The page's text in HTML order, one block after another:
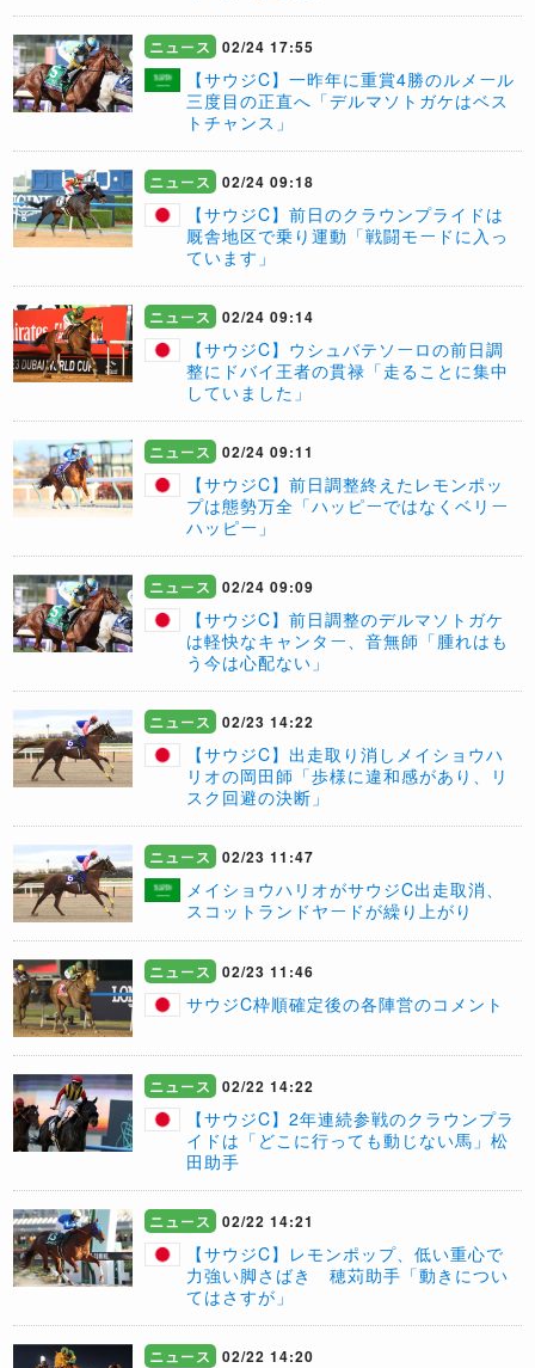
ニュース 02/24 17:55
【サウジC】一昨年に重賞4勝のルメール
三度目の正直へ「デルマソトガケはベス
トチャンス」
ニュース 02/24 09:18
【サウジC】前日のクラウンプライドは
厩舎地区で乗り運動「戦闘モードに入っ
ています」
ニュース 02/24 09:14
【サウジC】ウシュバテソーロの前日調
整にドバイ王者の貫禄「走ることに集中
していました」
ニュース 02/24 09:11
【サウジC】前日調整終えたレモンポッ
プは態勢万全「ハッピーではなくベリー
ハッピー」
ニュース 02/24 09:09
【サウジC】前日調整のデルマソトガケ
は軽快なキャンター、音無師「腫れはも
う今は心配ない」
ニュース 02/23 14:22
【サウジC】出走取り消しメイショウハ
リオの岡田師「歩様に違和感があり、リ
スク回避の決断」
ニュース 02/23 11:47
メイショウハリオがサウジC出走取消、
スコットランドヤードが繰り上がり
ニュース 02/23 11:46
サウジC枠順確定後の各陣営のコメント
ニュース 02/22 14:22
【サウジC】2年連続参戦のクラウンプラ
イドは「どこに行っても動じない馬」松
田助手
ニュース 02/22 14:21
【サウジC】レモンポップ、低い重心で
力強い脚さばき 穂苅助手「動きについ
てはさすが」
ニュース 02/22 14:20